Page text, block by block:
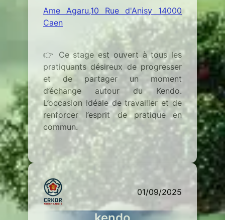
Ame Agaru,10 Rue d'Anisy 14000
Caen
👉 Ce stage est ouvert à tous les
pratiquants désireux de progresser
et de partager un moment
d’échange autour du Kendo.
L’occasion idéale de travailler et de
renforcer l’esprit de pratique en
commun.
01/09/2025